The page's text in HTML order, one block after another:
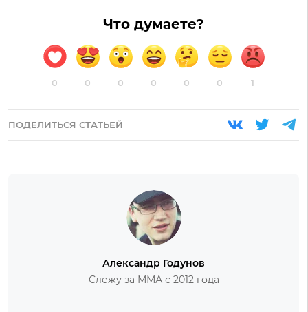
Что думаете?
0 0 0 0 0 0 1
ПОДЕЛИТЬСЯ СТАТЬЕЙ
Александр Годунов
Слежу за ММА с 2012 года